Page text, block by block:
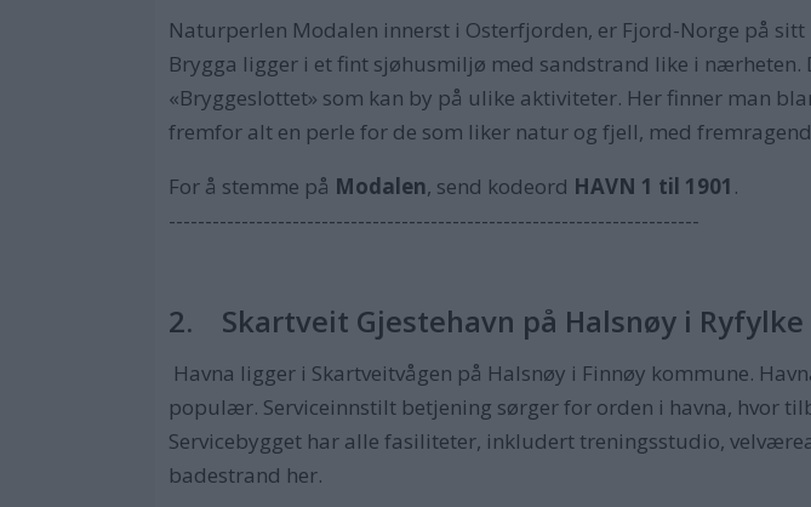
Naturperlen Modalen innerst i Osterfjorden, er Fjord-Norge på
Brygga ligger i et fint sjøhusmiljø med sandstrand like i
«Bryggeslottet» som kan by på ulike aktiviteter. Her finner man
fremfor alt en perle for de som liker natur og fjell, med
For å stemme på Modalen, send kodeord HAVN 1 til 1901 .
-------------------------------------------------------------------------
2. Skartveit Gjestehavn på Halsnøy i Ryfylke
Havna ligger i Skartveitvågen på Halsnøy i Finnøy kommune.
populær. Serviceinnstilt betjening sørger for orden i havna, hvor
Servicebygget har alle fasiliteter, inkludert treningsstudio,
badestrand her.